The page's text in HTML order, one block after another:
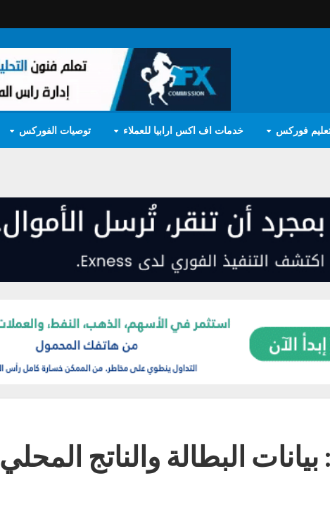
فوركس خدمات اف اكس ارابيا للعملاء توصيات الفوركس
البطالة والناتج المحلي